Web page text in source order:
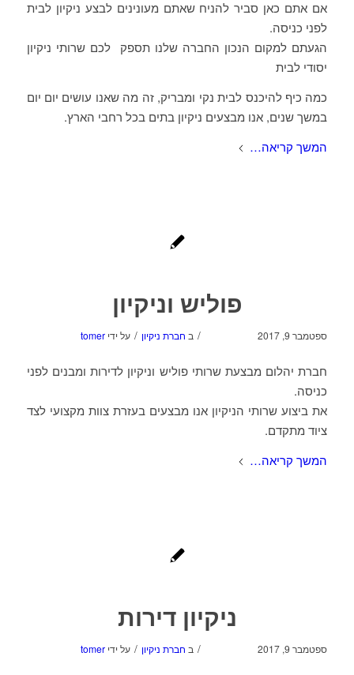
אם אתם כאן סביר להניח שאתם מעונינים לבצע ניקיון לבית
לפני כניסה.
הגעתם למקום הנכון החברה שלנו תספק לכם שרותי ניקיון
יסודי לבית
כמה כיף להיכנס לבית נקי ומבריק, זה מה שאנו עושים יום יום
במשך שנים, אנו מבצעים ניקיון בתים בכל רחבי הארץ.
המשך קריאה…
פוליש וניקיון
ספטמבר 9, 2017 / ב חברת ניקיון / על ידיtomer
חברת יהלום מבצעת שרותי פוליש וניקיון לדירות ומבנים לפני
כניסה.
את ביצוע שרותי הניקיון אנו מבצעים בעזרת צוות מקצועי לצד
ציוד מתקדם.
המשך קריאה…
ניקיון דירות
ספטמבר 9, 2017 / ב חברת ניקיון / על ידיtomer